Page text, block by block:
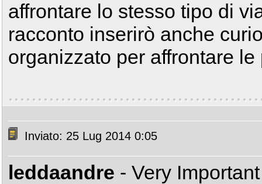
affrontare lo stesso tipo di
racconto inserirò anche
organizzato per affrontare
Inviato: 25 Lug 2014 0:05
leddaandre - Very